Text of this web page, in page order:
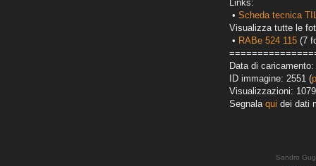
Links:
• Scheda tecnica
Visualizza tutte le
• RABe 524 115 (7
Data di
ID immagine: 2551 (
Visualizzazioni: 1079
Segnala qui dei dati
Sandro